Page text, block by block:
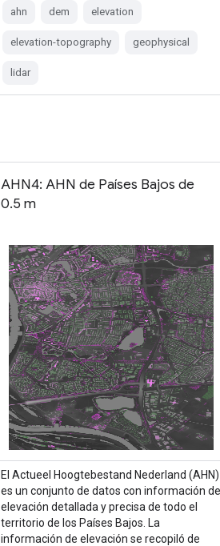
ahn dem elevation
elevation-topography geophysical
lidar
AHN4: AHN de Países Bajos de
0.5 m
El Actueel Hoogtebestand Nederland (AHN)
es un conjunto de datos con información de
elevación detallada y precisa de todo el
territorio de los Países Bajos. La
información de elevación se recopiló de